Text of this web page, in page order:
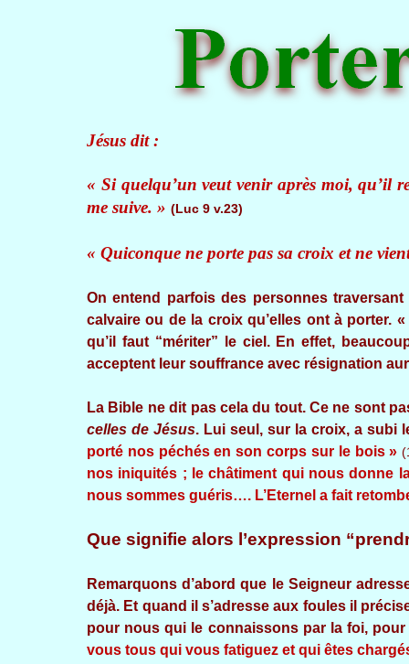
Jésus dit :
« Si quelqu’un veut venir après moi, qu’il
me suive. » (Luc 9 v.23)
« Quiconque ne porte pas sa croix et ne
On entend parfois des personnes
calvaire ou de la croix qu’elles ont à porter.
qu’il faut “mériter” le ciel. En effet,
acceptent leur souffrance avec résignation
La Bible ne dit pas cela du tout. Ce ne sont
celles de Jésus. Lui seul, sur la croix, a subi
porté nos péchés en son corps sur le bois »
nos iniquités ; le châtiment qui nous donne
nous sommes guéris…. L’Eternel a fait
Que signifie alors l’expression
Remarquons d’abord que le Seigneur
déjà. Et quand il s’adresse aux foules il
pour nous qui le connaissons par la foi,
vous tous qui vous fatiguez et qui êtes